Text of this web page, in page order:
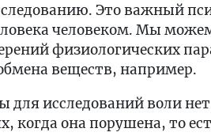
Это важный
человеком. Мы
физиологических
веществ, например.
для исследований воли
когда она порушена, то